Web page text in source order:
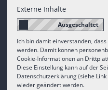
Externe Inhalte
Ich bin damit einverstanden,
werden. Damit können
Cookie-Informationen an
Diese Einstellung kann auf der
Datenschutzerklärung (siehe
wieder geändert werden.